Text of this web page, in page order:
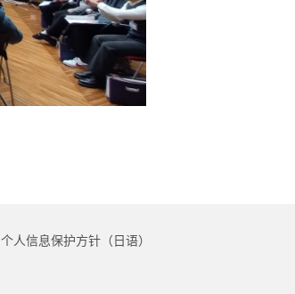
个人信息保护方针（日语）